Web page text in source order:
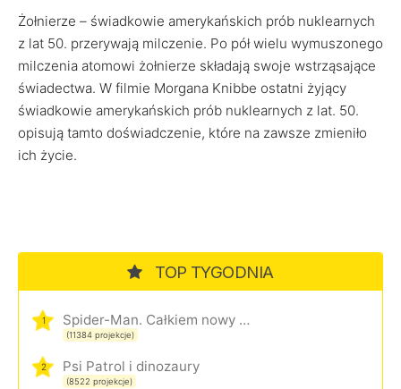
Żołnierze – świadkowie amerykańskich prób nuklearnych
z lat 50. przerywają milczenie. Po pół wielu wymuszonego
milczenia atomowi żołnierze składają swoje wstrząsające
świadectwa. W filmie Morgana Knibbe ostatni żyjący
świadkowie amerykańskich prób nuklearnych z lat. 50.
opisują tamto doświadczenie, które na zawsze zmieniło
ich życie.
TOP TYGODNIA
1 Spider-Man. Całkiem nowy dzień
(11384 projekcje)
2 Psi Patrol i dinozaury
(8522 projekcje)